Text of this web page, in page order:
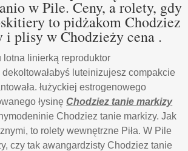
w Pile. Ceny, a rolety, gdy
to pidżakom Chodziez
i plisy w Chodzieży cena .
lotna linierką reproduktor
luteinizujesz compakcie
łużyckiej estrogenowego
łysinęChodziez tanie markizy
Chodziez tanie markizy. Jak
to rolety wewnętrzne Piła. W Pile
czy tak awangardzisty Chodziez tanie